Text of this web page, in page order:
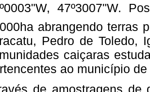
47º3007"W.
abrangendo terras
Pedro de Toledo,
caiçaras
ao município
de amostragens de